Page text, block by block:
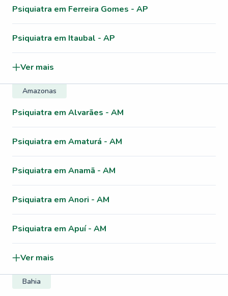
Psiquiatra em Ferreira Gomes - AP
Psiquiatra em Itaubal - AP
Ver mais
Amazonas
Psiquiatra em Alvarães - AM
Psiquiatra em Amaturá - AM
Psiquiatra em Anamã - AM
Psiquiatra em Anori - AM
Psiquiatra em Apuí - AM
Ver mais
Bahia